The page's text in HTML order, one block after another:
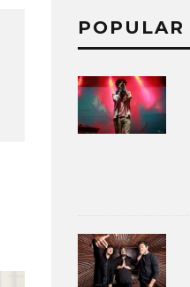
POPULAR